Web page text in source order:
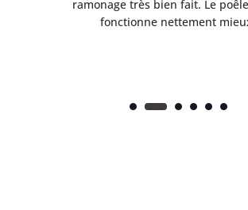
ramonage très bien fait. Le
fonctionne nettement